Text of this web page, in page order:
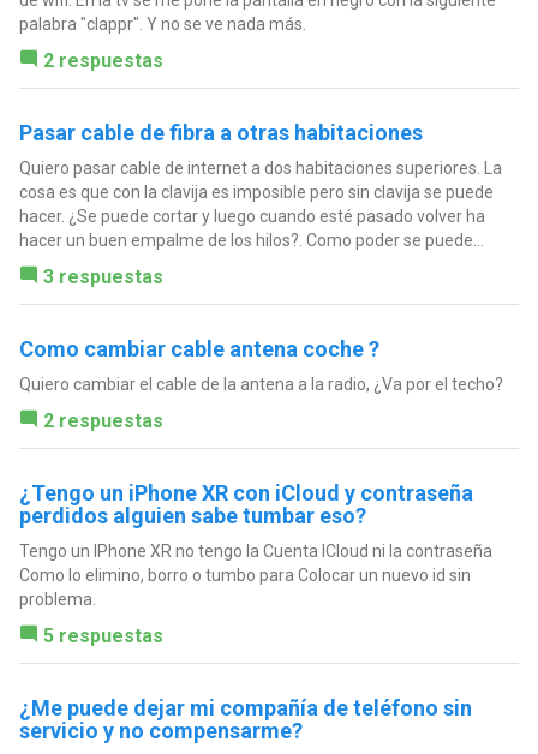
palabra "clappr". Y no se ve nada más.
2 respuestas
Pasar cable de fibra a otras habitaciones
Quiero pasar cable de internet a dos habitaciones superiores. La
cosa es que con la clavija es imposible pero sin clavija se puede
hacer. ¿Se puede cortar y luego cuando esté pasado volver ha
hacer un buen empalme de los hilos?. Como poder se puede...
3 respuestas
Como cambiar cable antena coche ?
Quiero cambiar el cable de la antena a la radio, ¿Va por el techo?
2 respuestas
¿Tengo un iPhone XR con iCloud y contraseña
perdidos alguien sabe tumbar eso?
Tengo un IPhone XR no tengo la Cuenta ICloud ni la contraseña
Como lo elimino, borro o tumbo para Colocar un nuevo id sin
problema.
5 respuestas
¿Me puede dejar mi compañía de teléfono sin
servicio y no compensarme?